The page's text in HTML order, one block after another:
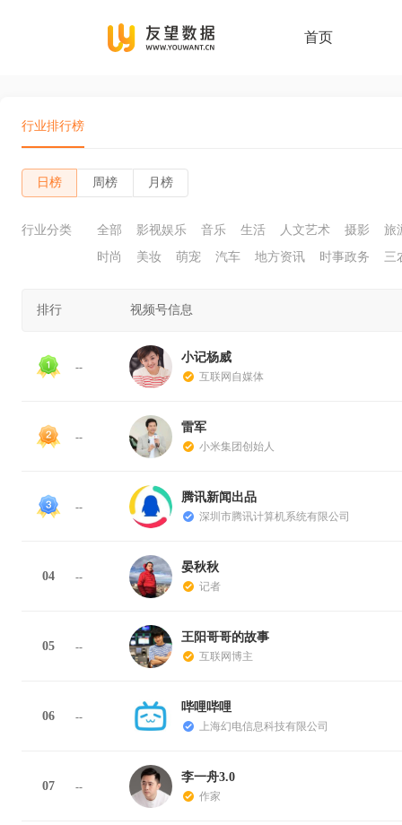
首页
行业排行榜
日榜 周榜 月榜
行业分类 全部 影视娱乐 音乐 生活 人文艺术 摄影
旅
时尚
美妆 萌宠 汽车 地方资讯 时事政务 三
排行 视频号信息
--
小记杨威
互联网自媒体
--
雷军
小米集团创始人
--
腾讯新闻出品
深圳市腾讯计算机系统有限公司
04 --
晏秋秋
记者
05 --
王阳哥哥的故事
互联网博主
06 --
哔哩哔哩
上海幻电信息科技有限公司
07 --
李一舟3.0
作家